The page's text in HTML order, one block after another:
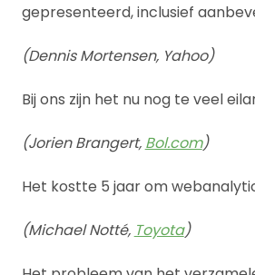
gepresenteerd, inclusief
(Dennis Mortensen, Yahoo)
Bij ons zijn het nu nog te veel
(Jorien Brangert, Bol.com)
Het kostte 5 jaar om
(Michael Notté, Toyota)